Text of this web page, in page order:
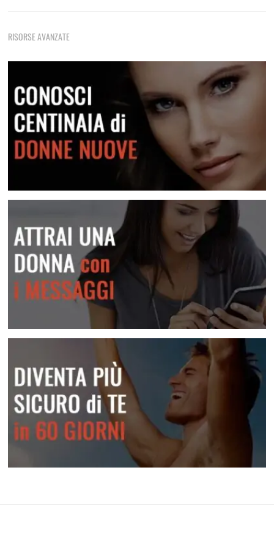
Frasi E Messaggi Per Rimorchiare In Chat
Una raccolta di messaggi per le varie situazioni
Lei Non Risponde Ai Messaggi? Come Risolvere
Scopri come risolvere questa situazione
RISORSE AVANZATE
Conosci centinaia di donne nuove
Attrai una donna con i messaggi